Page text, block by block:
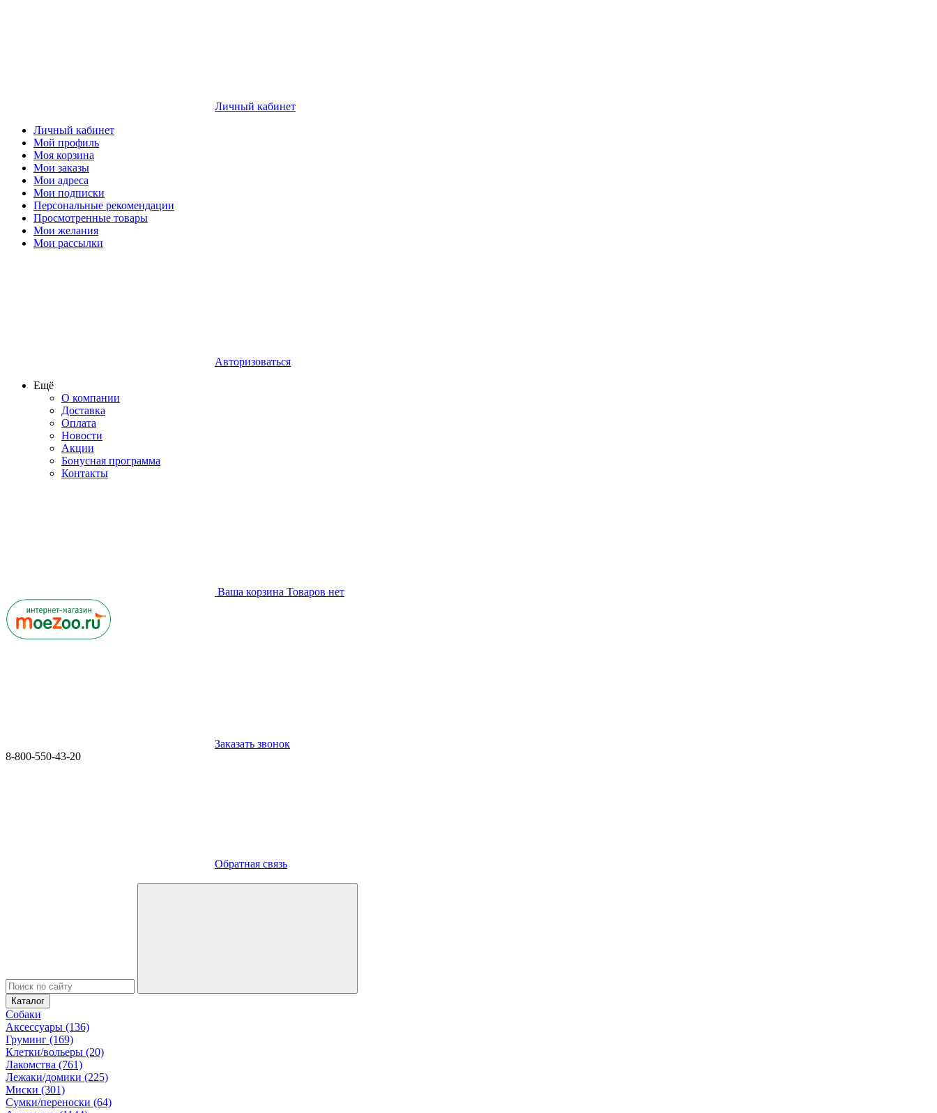
Личный кабинет
Личный кабинет
Мой профиль
Моя корзина
Мои заказы
Мои адреса
Мои подписки
Персональные рекомендации
Просмотренные товары
Мои желания
Мои рассылки
Авторизоваться
Ещё
О компании
Доставка
Оплата
Новости
Акции
Бонусная программа
Контакты
Ваша корзина Товаров нет
Заказать звонок
8-800-550-43-20
Обратная связь
Каталог
Собаки
Аксессуары (136)
Груминг (169)
Клетки/вольеры (20)
Лакомства (761)
Лежаки/домики (225)
Миски (301)
Сумки/переноски (64)